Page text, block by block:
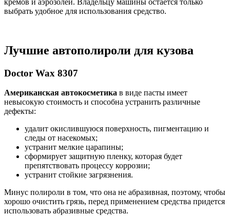
выбрать удобное для использования средство.
Лучшие автополироли для кузова
Doctor Wax 8307
Американская автокосметика в виде пасты имеет
невысокую стоимость и способна устранить различные
дефекты:
удалит окислившуюся поверхность, пигментацию и
следы от насекомых;
устранит мелкие царапины;
сформирует защитную пленку, которая будет
препятствовать процессу коррозии;
устранит стойкие загрязнения.
Минус полироли в том, что она не абразивная, поэтому, чтобы
хорошо очистить грязь, перед применением средства придется
использовать абразивные средства.